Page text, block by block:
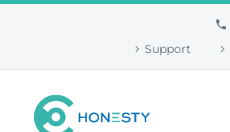
Support